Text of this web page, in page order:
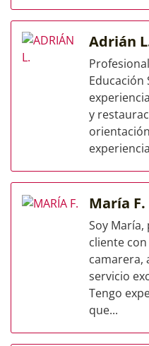
Adrián
Educación
y
María F.
Soy
cliente
camarera,
servicio
Tengo
que...